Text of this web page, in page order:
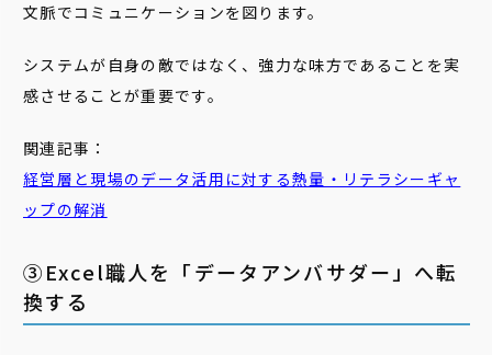
文脈でコミュニケーションを図ります。
システムが自身の敵ではなく、強力な味方であることを実
感させることが重要です。
関連記事：
経営層と現場のデータ活用に対する熱量・リテラシーギャ
ップの解消
③Excel職人を「データアンバサダー」へ転
換する